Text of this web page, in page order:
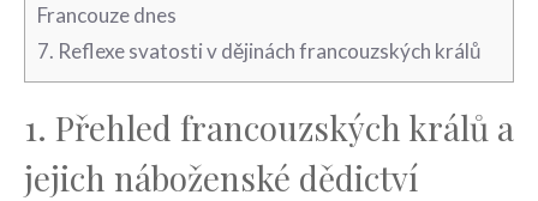
Francouze ‌dnes
7. Reflexe svatosti v dějinách francouzských králů
1. Přehled francouzských králů a
jejich náboženské dědictví